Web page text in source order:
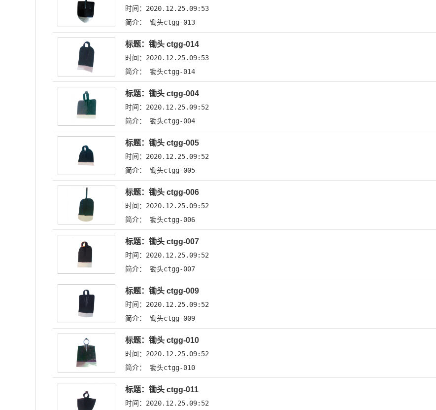
时间：2020.12.25.09:53
简介： 锄头ctgg-013
标题：锄头 ctgg-014
时间：2020.12.25.09:53
简介： 锄头ctgg-014
标题：锄头 ctgg-004
时间：2020.12.25.09:52
简介： 锄头ctgg-004
标题：锄头 ctgg-005
时间：2020.12.25.09:52
简介： 锄头ctgg-005
标题：锄头 ctgg-006
时间：2020.12.25.09:52
简介： 锄头ctgg-006
标题：锄头 ctgg-007
时间：2020.12.25.09:52
简介： 锄头ctgg-007
标题：锄头 ctgg-009
时间：2020.12.25.09:52
简介： 锄头ctgg-009
标题：锄头 ctgg-010
时间：2020.12.25.09:52
简介： 锄头ctgg-010
标题：锄头 ctgg-011
时间：2020.12.25.09:52